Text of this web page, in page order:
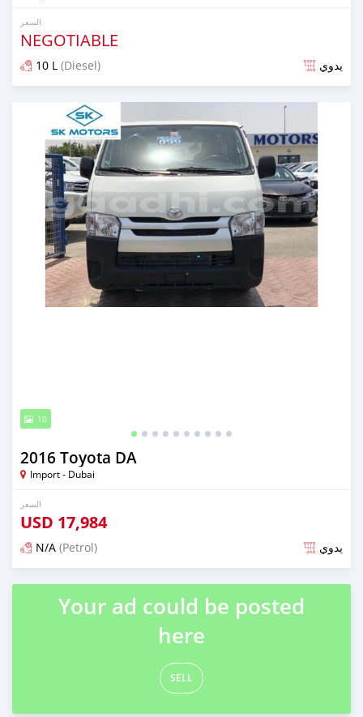
السعر
NEGOTIABLE
10 L (Diesel) يدوي
تم النشر منذ أكثر من 5 سنوات مضت
10
2016 Toyota DA
Import - Dubai
السعر
USD 17,984
N/A (Petrol) يدوي
تم النشر منذ ما يقرب من 6 سنوات مضت
Your ad could be posted
here
SELL